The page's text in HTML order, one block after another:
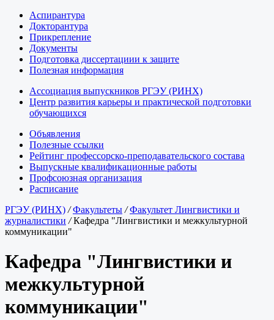
Аспирантура
Докторантура
Прикрепление
Документы
Подготовка диссертациии к защите
Полезная информация
Ассоциация выпускников РГЭУ (РИНХ)
Центр развития карьеры и практической подготовки
обучающихся
Объявления
Полезные ссылки
Рейтинг профессорско-преподавательского состава
Выпускные квалификационные работы
Профсоюзная организация
Расписание
РГЭУ (РИНХ) /Факультеты /Факультет Лингвистики и
журналистики /Кафедра "Лингвистики и межкультурной
коммуникации"
Кафедра "Лингвистики и
межкультурной
коммуникации"